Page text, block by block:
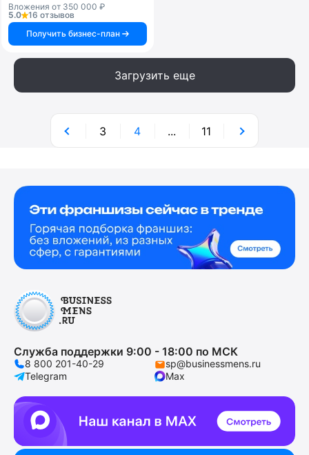
Вложения от 350 000 ₽
5.0
16 отзывов
Получить бизнес-план
Загрузить еще
3 4 ... 11
Служба поддержки 9:00 - 18:00 по МСК
8 800 201-40-29
sp@businessmens.ru
Telegram
Max